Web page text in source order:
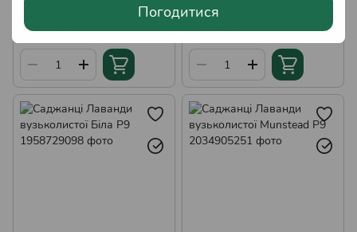
Погодитися
Оптові ціни
В наявності
Оптові ціни